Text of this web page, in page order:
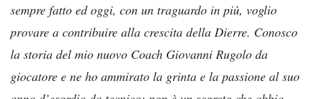
sempre fatto ed oggi, con un traguardo in più, voglio
provare a contribuire alla crescita della Dierre. Conosco
la storia del mio nuovo Coach Giovanni Rugolo da
giocatore e ne ho ammirato la grinta e la passione al suo